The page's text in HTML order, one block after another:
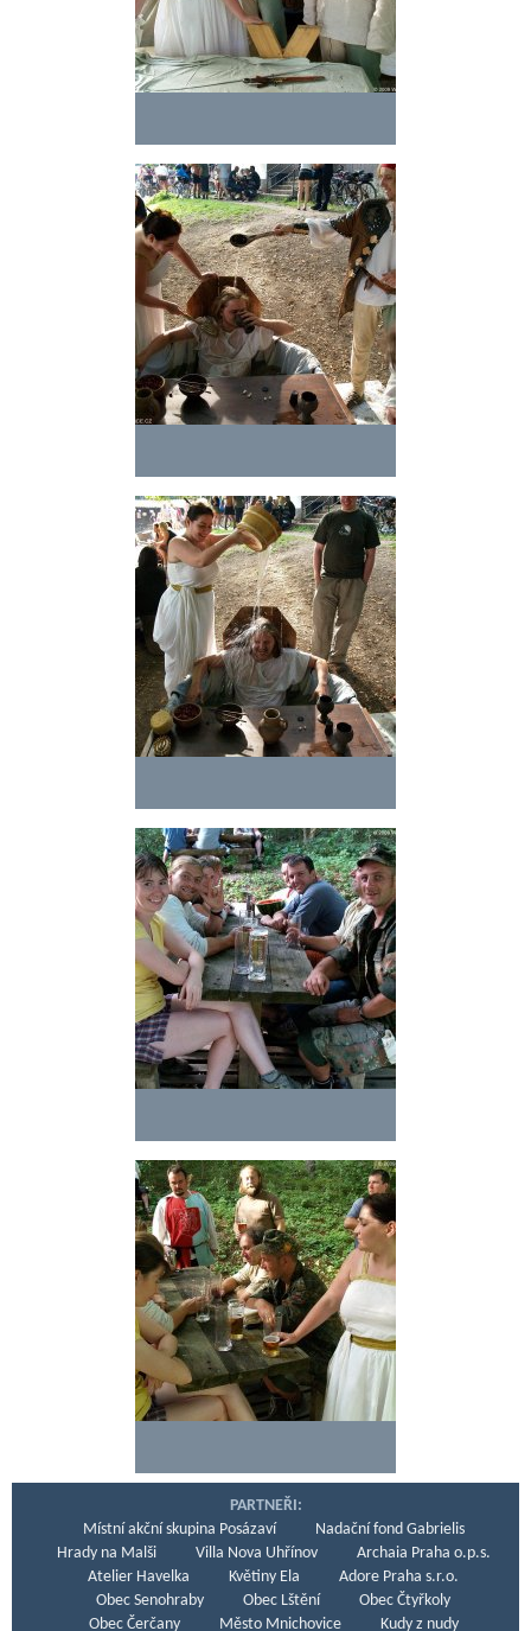
PARTNEŘI:
Místní akční skupina Posázaví
Nadační fond Gabrielis
Hrady na Malši
Villa Nova Uhřínov
Archaia Praha o.p.s.
Atelier Havelka
Květiny Ela
Adore Praha s.r.o.
Obec Senohraby
Obec Lštění
Obec Čtyřkoly
Obec Čerčany
Město Mnichovice Kudy z nudy